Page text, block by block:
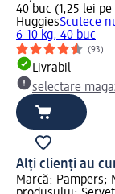
40 buc (1,25 lei pe
HuggiesScutece
6-10 kg, 40 buc
(93)
Livrabil
selectare
Alți clienți au
Marcă: Pampers;